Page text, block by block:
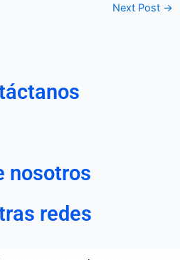
Next Post →
nosotros
redes